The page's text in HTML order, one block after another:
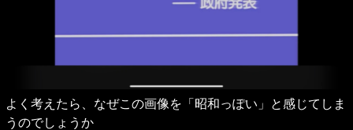
よく考えたら、なぜこの画像を「昭和っぽい」と感じてしま
うのでしょうか